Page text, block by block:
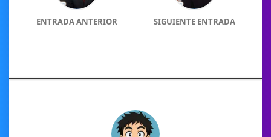
ENTRADA ANTERIOR SIGUIENTE ENTRADA